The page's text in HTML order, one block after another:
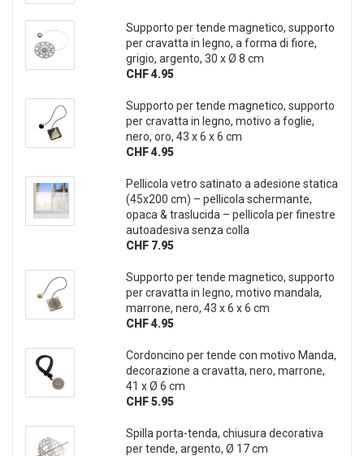
Supporto per tende magnetico, supporto
per cravatta in legno, a forma di fiore,
grigio, argento, 30 x Ø 8 cm
CHF 4.95
Supporto per tende magnetico, supporto
per cravatta in legno, motivo a foglie,
nero, oro, 43 x 6 x 6 cm
CHF 4.95
Pellicola vetro satinato a adesione statica
(45x200 cm) – pellicola schermante,
opaca & traslucida – pellicola per finestre
autoadesiva senza colla
CHF 7.95
Supporto per tende magnetico, supporto
per cravatta in legno, motivo mandala,
marrone, nero, 43 x 6 x 6 cm
CHF 4.95
Cordoncino per tende con motivo Manda,
decorazione a cravatta, nero, marrone,
41 x Ø 6 cm
CHF 5.95
Spilla porta-tenda, chiusura decorativa
per tende, argento, Ø 17 cm